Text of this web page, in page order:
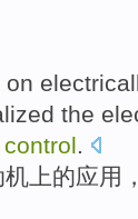
on
the
control.
机 上的应用